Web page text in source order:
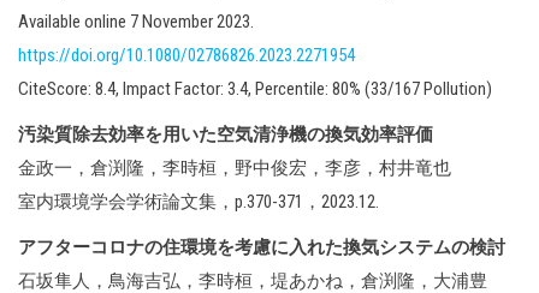
Available online 7 November 2023.
https://doi.org/10.1080/02786826.2023.2271954
CiteScore: 8.4, Impact Factor: 3.4, Percentile: 80% (33/167 Pollution)
汚染質除去効率を用いた空気清浄機の換気効率評価
金政一，倉渕隆，李時桓，野中俊宏，李彦，村井竜也
室内環境学会学術論文集，p.370-371，2023.12.
アフターコロナの住環境を考慮に入れた換気システムの検討
石坂隼人，鳥海吉弘，李時桓，堤あかね，倉渕隆，大浦豊